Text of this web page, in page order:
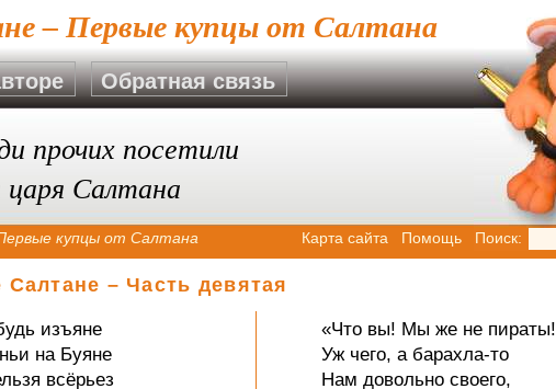
– Первые купцы от Салтана
Обратная связь
прочих посетили
Салтана
купцы от Салтана Карта сайта Помощь Поиск:
Салтане – Часть девятая
изъяне
на Буяне
всёрьез
«Что вы! Мы же не пираты!
Уж чего, а барахла-то
Нам довольно своего,